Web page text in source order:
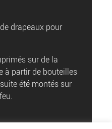
drapeaux pour
sur de la
à partir de bouteilles
été montés sur